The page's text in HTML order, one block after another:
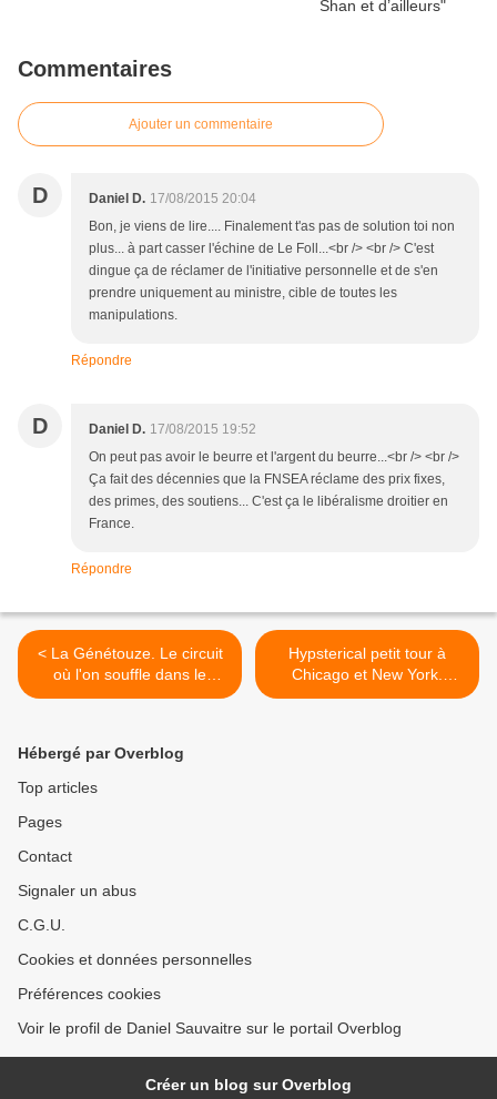
Commentaires
Ajouter un commentaire
D Daniel D. 17/08/2015 20:04
Bon, je viens de lire.... Finalement t'as pas de solution toi non
plus... à part casser l'échine de Le Foll...<br /> <br /> C'est
dingue ça de réclamer de l'initiative personnelle et de s'en
prendre uniquement au ministre, cible de toutes les
manipulations.
Répondre
D Daniel D. 17/08/2015 19:52
On peut pas avoir le beurre et l'argent du beurre...<br /> <br />
Ça fait des décennies que la FNSEA réclame des prix fixes,
des primes, des soutiens... C'est ça le libéralisme droitier en
France.
Répondre
< La Génétouze. Le circuit
où l'on souffle dans le
ballon avant de décoller
Hypsterical petit tour à
Chicago et New York.
Brooklyn de Williamsburg à
Hébergé par Overblog
Top articles
Pages
Contact
Signaler un abus
C.G.U.
Cookies et données personnelles
Préférences cookies
Voir le profil de Daniel Sauvaitre sur le portail Overblog
Créer un blog sur Overblog